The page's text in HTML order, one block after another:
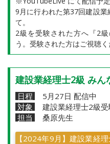
9月に行われた第37回建設
て。
2級を受験された方へ『2
う。受験された方はご視聴く
建設業経理士2級 みん
日程
5月27日 配信中
対象
建設業経理士2級
担当
桑原先生
【2024年9月】建設業経